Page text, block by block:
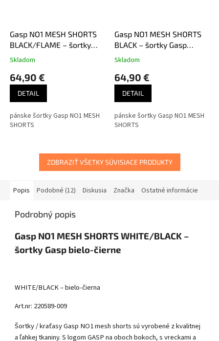
Gasp NO1 MESH SHORTS
BLACK/FLAME – šortky
Gasp čierno-oranžové
Skladom
64,90 €
DETAIL
pánske šortky Gasp NO1 MESH
SHORTS
Gasp NO1 MESH SHORTS
BLACK – šortky Gasp
čierne
Skladom
64,90 €
DETAIL
pánske šortky Gasp NO1 MESH
SHORTS
ZOBRAZIŤ VŠETKY SÚVISIACE PRODUKTY
Popis Podobné (12) Diskusia Značka Ostatné informácie
Podrobný popis
Gasp NO1 MESH SHORTS WHITE/BLACK –
šortky Gasp bielo-čierne
WHITE/BLACK – bielo-čierna
Art.nr: 220589-009
Šortky / kraťasy Gasp NO1 mesh shorts sú vyrobené z kvalitnej
a ľahkej tkaniny. S logom GASP na oboch bokoch, s vreckami a